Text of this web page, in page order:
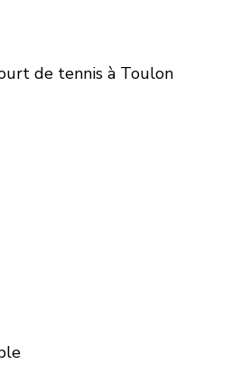
de tennis à Toulon